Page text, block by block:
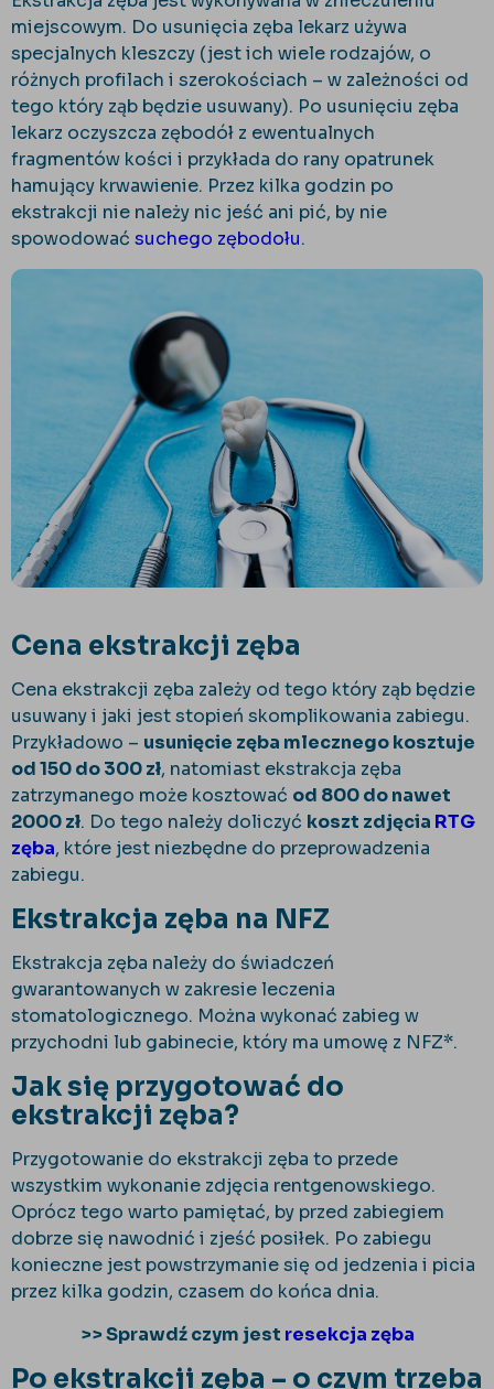
miejscowym. Do usunięcia zęba lekarz używa
specjalnych kleszczy (jest ich wiele rodzajów, o
różnych profilach i szerokościach – w zależności od
tego który ząb będzie usuwany). Po usunięciu zęba
lekarz oczyszcza zębodół z ewentualnych
fragmentów kości i przykłada do rany opatrunek
hamujący krwawienie. Przez kilka godzin po
ekstrakcji nie należy nic jeść ani pić, by nie
spowodować suchego zębodołu.
Cena ekstrakcji zęba
Cena ekstrakcji zęba zależy od tego który ząb będzie
usuwany i jaki jest stopień skomplikowania zabiegu.
Przykładowo – usunięcie zęba mlecznego kosztuje
od 150 do 300 zł, natomiast ekstrakcja zęba
zatrzymanego może kosztować od 800 do nawet
2000 zł. Do tego należy doliczyć koszt zdjęcia RTG
zęba, które jest niezbędne do przeprowadzenia
zabiegu.
Ekstrakcja zęba na NFZ
Ekstrakcja zęba należy do świadczeń
gwarantowanych w zakresie leczenia
stomatologicznego. Można wykonać zabieg w
przychodni lub gabinecie, który ma umowę z NFZ*.
Jak się przygotować do
ekstrakcji zęba?
Przygotowanie do ekstrakcji zęba to przede
wszystkim wykonanie zdjęcia rentgenowskiego.
Oprócz tego warto pamiętać, by przed zabiegiem
dobrze się nawodnić i zjeść posiłek. Po zabiegu
konieczne jest powstrzymanie się od jedzenia i picia
przez kilka godzin, czasem do końca dnia.
>> Sprawdź czym jest resekcja zęba
Po ekstrakcji zęba – o czym trzeba